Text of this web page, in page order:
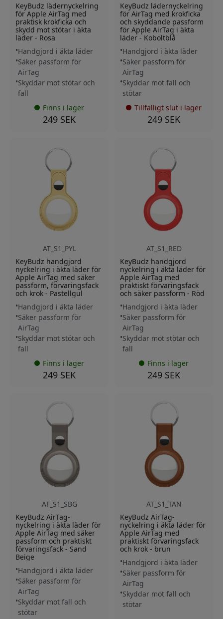
KeyBudz lädernyckelring
för Apple AirTag med
praktisk krokficka och
skydd mot stötar i äkta
läder - Rosa
Handgjord i äkta läder
Säker passform för
AirTag
Skyddar mot stötar och
fall
Finns i lager
249 SEK
KeyBudz lädernyckelring
för AirTag med krokficka
och skyddande passform
för Apple AirTag i äkta
läder - Koboltblå
Handgjord i äkta läder
Säker passform för
AirTag
Skyddar mot fall och
stötar
Tillfälligt slut i lager
249 SEK
AT_S1_PYL
KeyBudz handgjord
nyckelring i äkta läder för
Apple AirTag med säker
passform, förvaringsfack
och krok - Pastellgul
Handgjord i äkta läder
Säker passform för
AirTag
Skyddar mot stötar och
fall
Finns i lager
249 SEK
AT_S1_RED
KeyBudz handgjord
nyckelring i äkta läder för
Apple AirTag med
praktiskt förvaringsfack
och säker passform - Röd
Handgjord i äkta läder
Säker passform för
AirTag
Skyddar mot stötar och
fall
Finns i lager
249 SEK
AT_S1_SBG
KeyBudz AirTag-
nyckelring i äkta läder för
Apple AirTag med säker
passform och praktiskt
förvaringsfack - Sand
Beige
Handgjord i äkta läder
Säker passform för
AirTag
Skyddar mot fall och
stötar
AT_S1_TAN
KeyBudz AirTag-
nyckelring i äkta läder för
Apple AirTag med
praktiskt förvaringsfack
och krok - brun
Handgjord i äkta läder
Säker passform för
AirTag
Skyddar mot fall och
stötar